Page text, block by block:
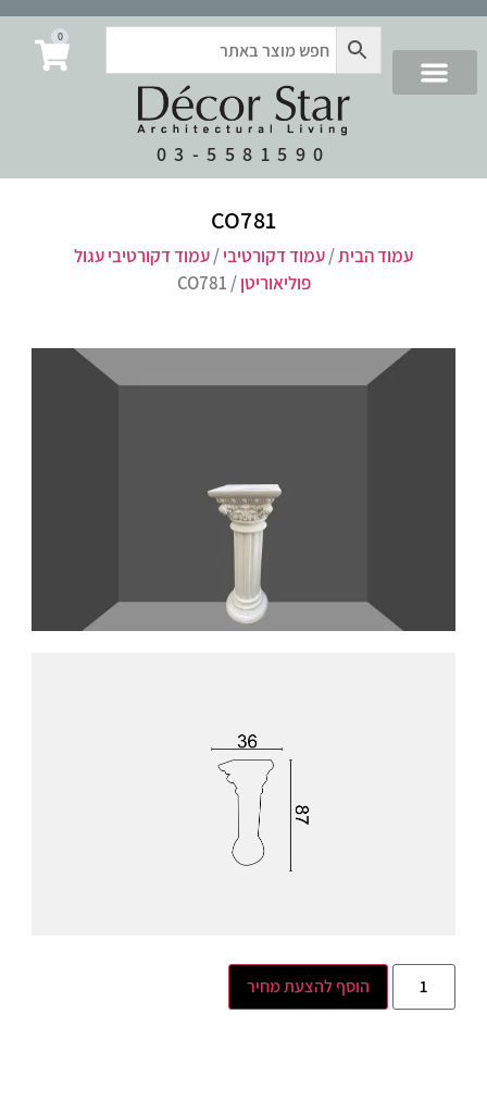
03-5581590
0
CO781
עמוד הבית/עמוד דקורטיבי/עמוד דקורטיבי עגול
פוליאוריטן/ CO781
הוסף להצעת מחיר